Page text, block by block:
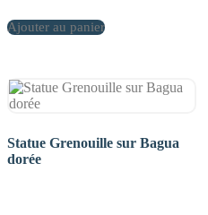
Ajouter au panier
Statue Grenouille sur Bagua
dorée